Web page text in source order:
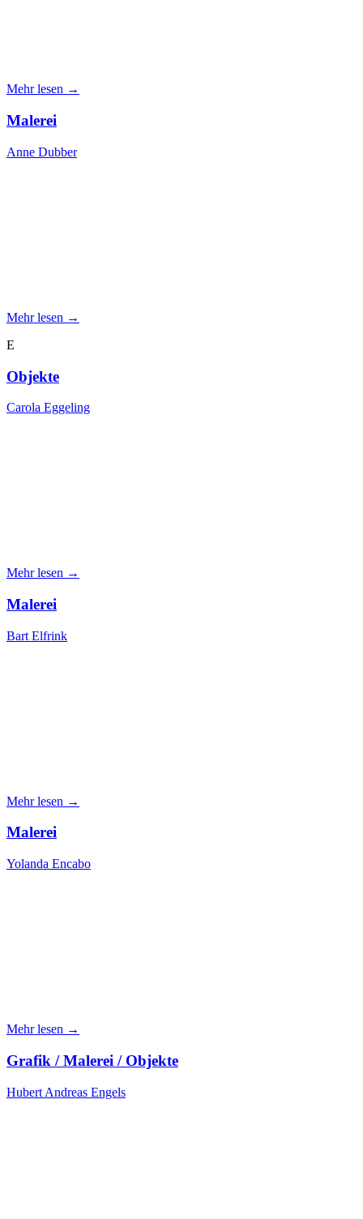
Mehr lesen →
Malerei
Anne Dubber
Mehr lesen →
E
Objekte
Carola Eggeling
Mehr lesen →
Malerei
Bart Elfrink
Mehr lesen →
Malerei
Yolanda Encabo
Mehr lesen →
Grafik / Malerei / Objekte
Hubert Andreas Engels